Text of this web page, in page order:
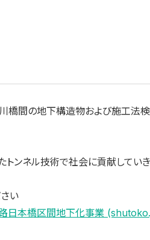
橋間の地下構造物および施工法
ンネル技術で社会に貢献していき
い
路日本橋区間地下化事業